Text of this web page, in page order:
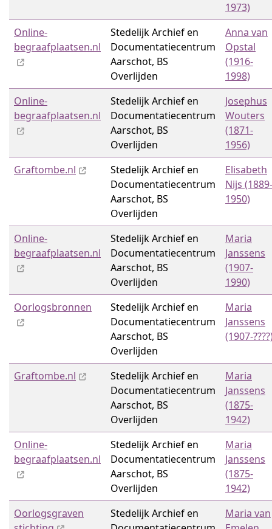
1973)
Online-
begraafplaatsen.nl
Stedelijk Archief en
Documentatiecentrum
Aarschot, BS
Overlijden
Anna van
Opstal
(1916-
1998)
Online-
begraafplaatsen.nl
Stedelijk Archief en
Documentatiecentrum
Aarschot, BS
Overlijden
Josephus
Wouters
(1871-
1956)
Graftombe.nl
Stedelijk Archief en
Documentatiecentrum
Aarschot, BS
Overlijden
Elisabeth
Nijs (1889-
1950)
Online-
begraafplaatsen.nl
Stedelijk Archief en
Documentatiecentrum
Aarschot, BS
Overlijden
Maria
Janssens
(1907-
1990)
Oorlogsbronnen
Stedelijk Archief en
Documentatiecentrum
Aarschot, BS
Overlijden
Maria
Janssens
(1907-
Graftombe.nl
Stedelijk Archief en
Documentatiecentrum
Aarschot, BS
Overlijden
Maria
Janssens
(1875-
1942)
Online-
begraafplaatsen.nl
Stedelijk Archief en
Documentatiecentrum
Aarschot, BS
Overlijden
Maria
Janssens
(1875-
1942)
Oorlogsgraven
Stedelijk Archief en
Maria van